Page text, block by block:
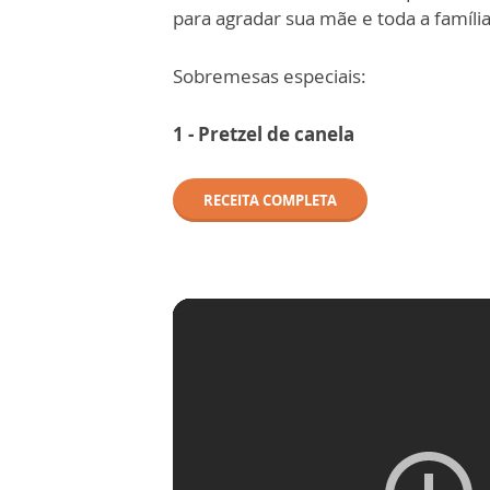
para agradar sua mãe e toda a
Sobremesas especiais:
1 - Pretzel de canela
RECEITA COMPLETA